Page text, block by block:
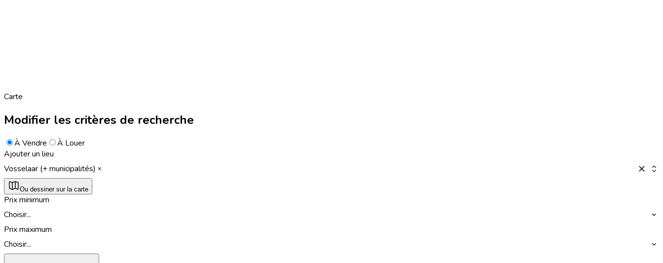
Carte
Modifier les critères de recherche
À Vendre
À Louer
Ajouter un lieu
Vosselaar (+ municipalités)
Ou dessiner sur la carte
Prix minimum
Choisir...
Prix maximum
Choisir...